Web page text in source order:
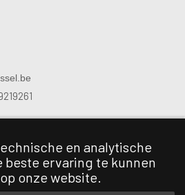
en analytische
beste ervaring te kunnen
onze website.
Chrysantenstraat 26
1020 Brussel
Tel: 02/474 06 03